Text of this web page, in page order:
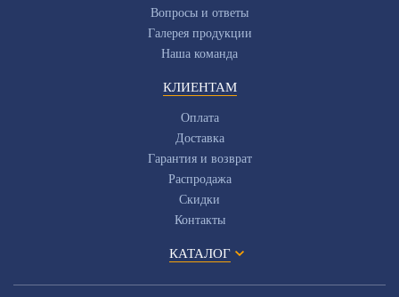
Вопросы и ответы
Галерея продукции
Наша команда
КЛИЕНТАМ
Оплата
Доставка
Гарантия и возврат
Распродажа
Скидки
Контакты
КАТАЛОГ